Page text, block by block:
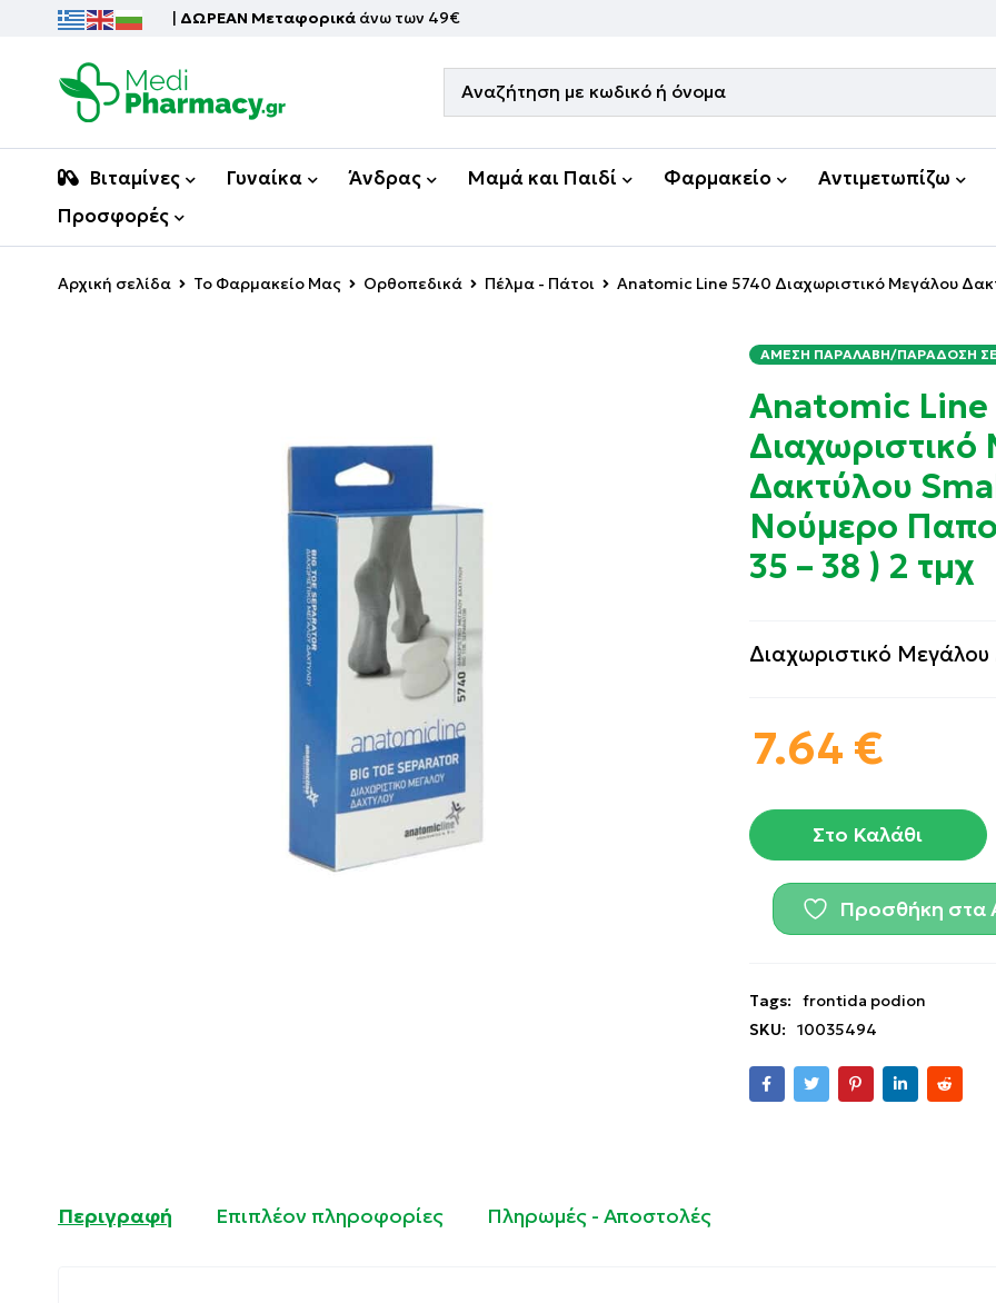
| ΔΩΡΕΑΝ Μεταφορικά άνω των 49€
Βιταμίνες Γυναίκα Άνδρας Μαμά και Παιδί Φαρμακείο Αντιμετωπίζω
Προσφορές
Αρχική σελίδα Το Φαρμακείο Μας Ορθοπεδικά Πέλμα - Πάτοι Anatomic Line 5740 Διαχωριστικό Μεγάλου
ΆΜΕΣΗ ΠΑΡΑΛΑΒΉ/ΠΑΡΆΔΟΣΗ ΣΕ
Anatomic Line
Δακτύλου
Νούμερο
35 – 38 ) 2 τμχ
Διαχωριστικό
7.64 €
Στο Καλάθι
Προσθήκη στα
Tags:
frontida podion
SKU:
10035494
Περιγραφή Επιπλέον πληροφορίες Πληρωμές - Αποστολές